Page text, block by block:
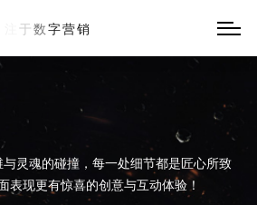
灵魂的碰撞，每一处细节都是匠心所致
表现更有惊喜的创意与互动体验！